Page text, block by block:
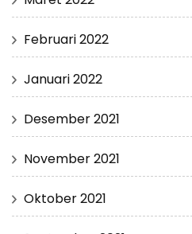
Februari 2022
Januari 2022
Desember 2021
November 2021
Oktober 2021